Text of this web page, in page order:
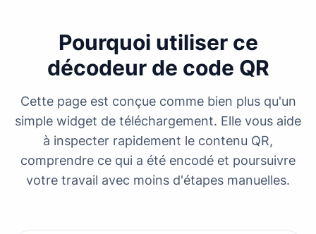
Pourquoi utiliser ce
décodeur de code QR
Cette page est conçue comme bien plus qu'un
simple widget de téléchargement. Elle vous aide
à inspecter rapidement le contenu QR,
comprendre ce qui a été encodé et poursuivre
votre travail avec moins d'étapes manuelles.